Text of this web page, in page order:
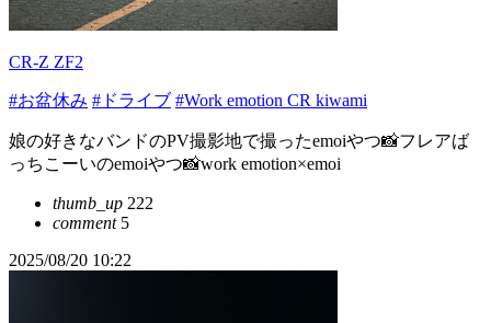
CR-Z ZF2
#お盆休み #ドライブ #Work emotion CR kiwami
娘の好きなバンドのPV撮影地で撮ったemoiやつ📸フレアば
っちこーいのemoiやつ📸work emotion×emoi
thumb_up 222
comment5
2025/08/20 10:22